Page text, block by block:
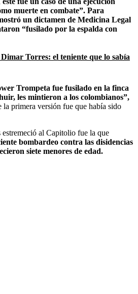
muerte en combate”. Para
un dictamen de Medicina Legal
“fusilado por la espalda con
Torres: el teniente que lo sabía
Trompeta fue fusilado en la finca
les mintieron a los colombianos”,
la primera versión fue que había sido
al Capitolio fue la que
bombardeo contra las disidencias
siete menores de edad.